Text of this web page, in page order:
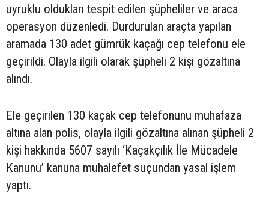
uyruklu oldukları tespit edilen şüpheliler ve araca
operasyon düzenledi. Durdurulan araçta yapılan
aramada 130 adet gümrük kaçağı cep telefonu ele
geçirildi. Olayla ilgili olarak şüpheli 2 kişi gözaltına
alındı.
Ele geçirilen 130 kaçak cep telefonunu muhafaza
altına alan polis, olayla ilgili gözaltına alınan şüpheli 2
kişi hakkında 5607 sayılı ‘Kaçakçılık İle Mücadele
Kanunu’ kanuna muhalefet suçundan yasal işlem
yaptı.